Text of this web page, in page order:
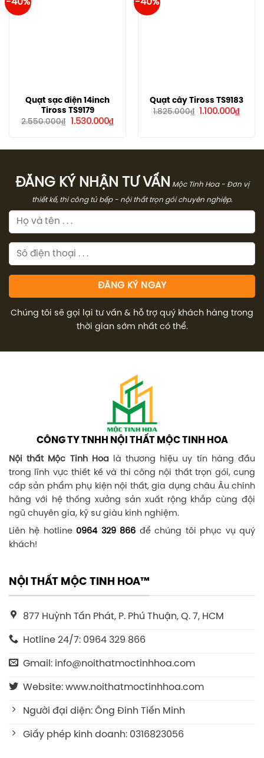
Quạt sạc điện 14inch
Tiross TS9179
2.550.000₫
Giá
1.530.000₫Giá
1.530.000₫.
Quạt cây Tiross TS9183
1.825.000₫ Giá
1.100.000₫Giá
ĐĂNG KÝ NHẬN TƯ VẤN
Mộc Tinh Hoa - Đơn vị
thiết kế, thi công tủ bếp - nội thất trọn gói chuyên nghiệp.
Chúng tôi sẽ gọi lại tư vấn & hỗ trợ quý khách hàng trong
thời gian sớm nhất có thể.
CÔNG TY TNHH NỘI THẤT MỘC TINH HOA
Nội thất Mộc Tinh Hoalà thương hiệu uy tín hàng đầu
trong lĩnh vực thiết kế và thi công nội thất trọn gói, cung
cấp sản phẩm phụ kiện nội thất, gia dụng châu Âu chính
hãng với hệ thống xưởng sản xuất rộng khắp cùng đội
ngũ chuyên gia, kỹ sư giàu kinh nghiệm.
Liên hệ hotline 0964 329 866 để chúng tôi phục vụ quý
khách!
NỘI THẤT MỘC TINH HOA™
877 Huỳnh Tấn Phát, P. Phú Thuận, Q. 7, HCM
Hotline 24/7: 0964 329 866
Gmail: info@noithatmoctinhhoa.com
Website: www.noithatmoctinhhoa.com
Người đại diện: Ông Đinh Tiến Minh
Giấy phép kinh doanh: 0316823056